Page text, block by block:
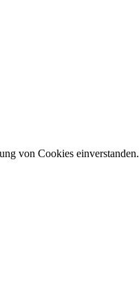
von Cookies einverstanden.